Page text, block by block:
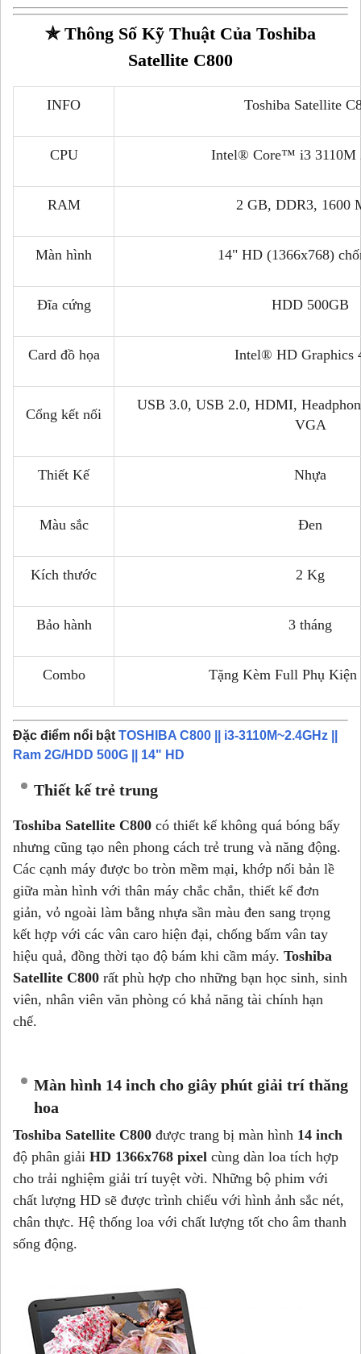
✯ Thông Số Kỹ Thuật Của Toshiba
Satellite C800
INFO Toshiba Satellite
CPU Intel® Core™ i3 3110M
RAM 2 GB, DDR3, 1600
Màn hình 14" HD (1366x768)
Đĩa cứng HDD 500GB
Card đồ họa Intel® HD Graphics
Cổng kết nối
USB 3.0, USB 2.0, HDMI,
VGA
Thiết Kế Nhựa
Màu sắc Đen
Kích thước 2 Kg
Bảo hành 3 tháng
Combo Tặng Kèm Full Phụ Kiện
Đặc điểm nổi bật TOSHIBA C800 || i3-3110M~2.4GHz ||
Ram 2G/HDD 500G || 14" HD
Thiết kế trẻ trung
Toshiba Satellite C800 có thiết kế không quá bóng bẩy
nhưng cũng tạo nên phong cách trẻ trung và năng động.
Các cạnh máy được bo tròn mềm mại, khớp nối bản lề
giữa màn hình với thân máy chắc chắn, thiết kế đơn
giản, vỏ ngoài làm bằng nhựa sần màu đen sang trọng
kết hợp với các vân caro hiện đại, chống bấm vân tay
hiệu quả, đồng thời tạo độ bám khi cầm máy. Toshiba
Satellite C800 rất phù hợp cho những bạn học sinh, sinh
viên, nhân viên văn phòng có khả năng tài chính hạn
chế.
Màn hình 14 inch cho giây phút giải trí thăng
hoa
Toshiba Satellite C800 được trang bị màn hình 14 inch
độ phân giải HD 1366x768 pixel cùng dàn loa tích hợp
cho trải nghiệm giải trí tuyệt vời. Những bộ phim với
chất lượng HD sẽ được trình chiếu với hình ảnh sắc nét,
chân thực. Hệ thống loa với chất lượng tốt cho âm thanh
sống động.